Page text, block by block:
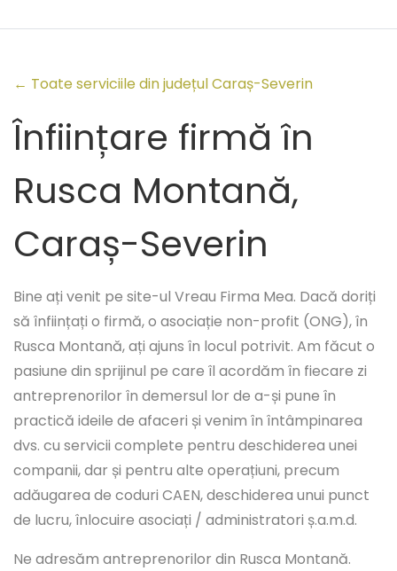
← Toate serviciile din județul Caraș-Severin
Înființare firmă în
Rusca Montană,
Caraș-Severin
Bine ați venit pe site-ul Vreau Firma Mea. Dacă doriți
să înființați o firmă, o asociație non-profit (ONG), în
Rusca Montană, ați ajuns în locul potrivit. Am făcut o
pasiune din sprijinul pe care îl acordăm în fiecare zi
antreprenorilor în demersul lor de a-și pune în
practică ideile de afaceri și venim în întâmpinarea
dvs. cu servicii complete pentru deschiderea unei
companii, dar și pentru alte operațiuni, precum
adăugarea de coduri CAEN, deschiderea unui punct
de lucru, înlocuire asociați / administratori ș.a.m.d.
Ne adresăm antreprenorilor din Rusca Montană.